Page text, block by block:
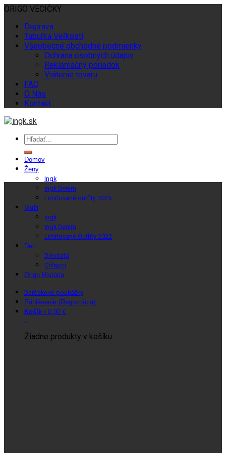
ORIGO VECIČKY
Doprava
Tabuľka Veľkostí
Všeobecné obchodné podmienky
Ochrana osobných údajov
Reklamačný poriadok
Vrátenie tovaru
FAQ
O Nás
Kontakt
Domov
Ženy
Ingk
Ingk Denim
Limitované outfity 2025
Muži
Ingk
Ingk Denim
Limitované Outfity 2022
Deti
Dievčatá
Chlapci
Origo História
Darčekové poukážky
Prihlásenie (Registrácia)
Košík / 0.00 €
Žiadne produkty v košíku.